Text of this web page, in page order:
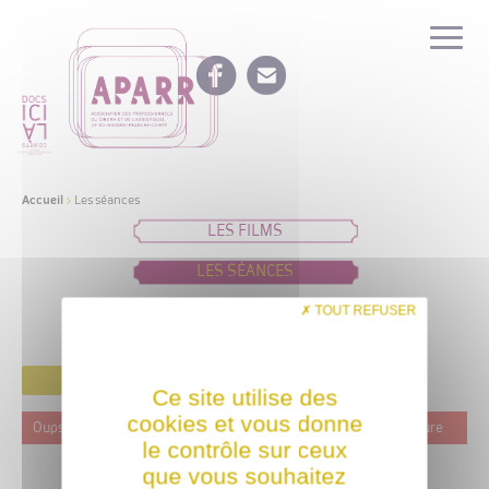
Accueil > Les séances
LES FILMS
LES SÉANCES
IDÉES DE PROGRAMMATION
Oups ! Ce film n'est programmé actuellement dans aucune structure
Ce site utilise des
cookies et vous donne
le contrôle sur ceux
que vous souhaitez
TOUT REFUSER